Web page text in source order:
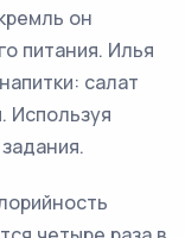
он
питания. Илья
салат
Используя